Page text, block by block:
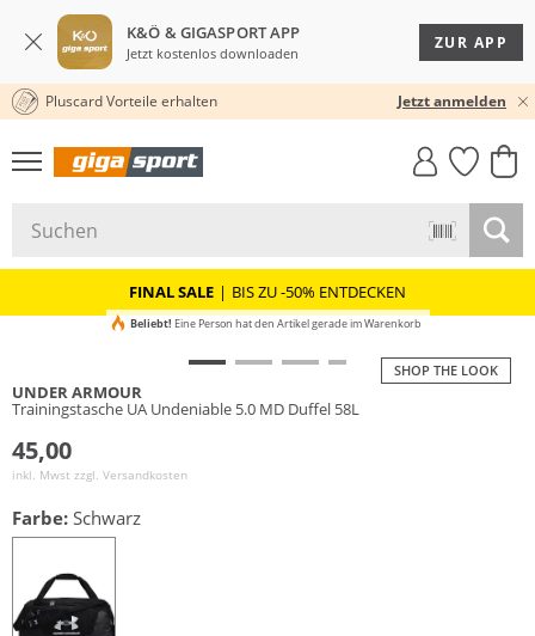
K&Ö & GIGASPORT APP
Jetzt kostenlos downloaden
ZUR APP
30 TAGE RÜCKGABERECHT
Pluscard Vorteile erhalten Jetzt anmelden
GIGASTYLE
FAHRRAD­
MUST-HAVE
FINAL SALE | BIS ZU -50% ENTDECKEN
SHOP THE LOOK
Beliebt! Eine Person hat den Artikel gerade im Warenkorb
UNDER ARMOUR
Trainingstasche UA Undeniable 5.0 MD Duffel 58L
45,00
inkl. Mwst zzgl. Versandkosten
Farbe: Schwarz